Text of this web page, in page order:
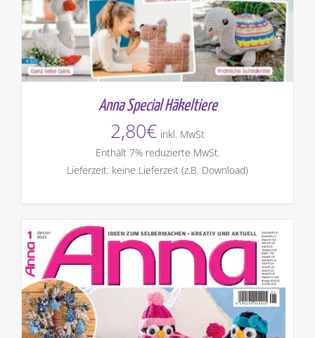
Anna Special Häkeltiere
2,80€ inkl. MwSt
Enthält 7% reduzierte MwSt.
Lieferzeit: keine Lieferzeit (z.B. Download)